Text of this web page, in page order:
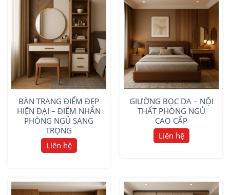
BÀN TRANG ĐIỂM ĐẸP
HIỆN ĐẠI – ĐIỂM NHẤN
PHÒNG NGỦ SANG
TRỌNG
Liên hệ
GIƯỜNG BỌC DA – NỘI
THẤT PHÒNG NGỦ
CAO CẤP
Liên hệ